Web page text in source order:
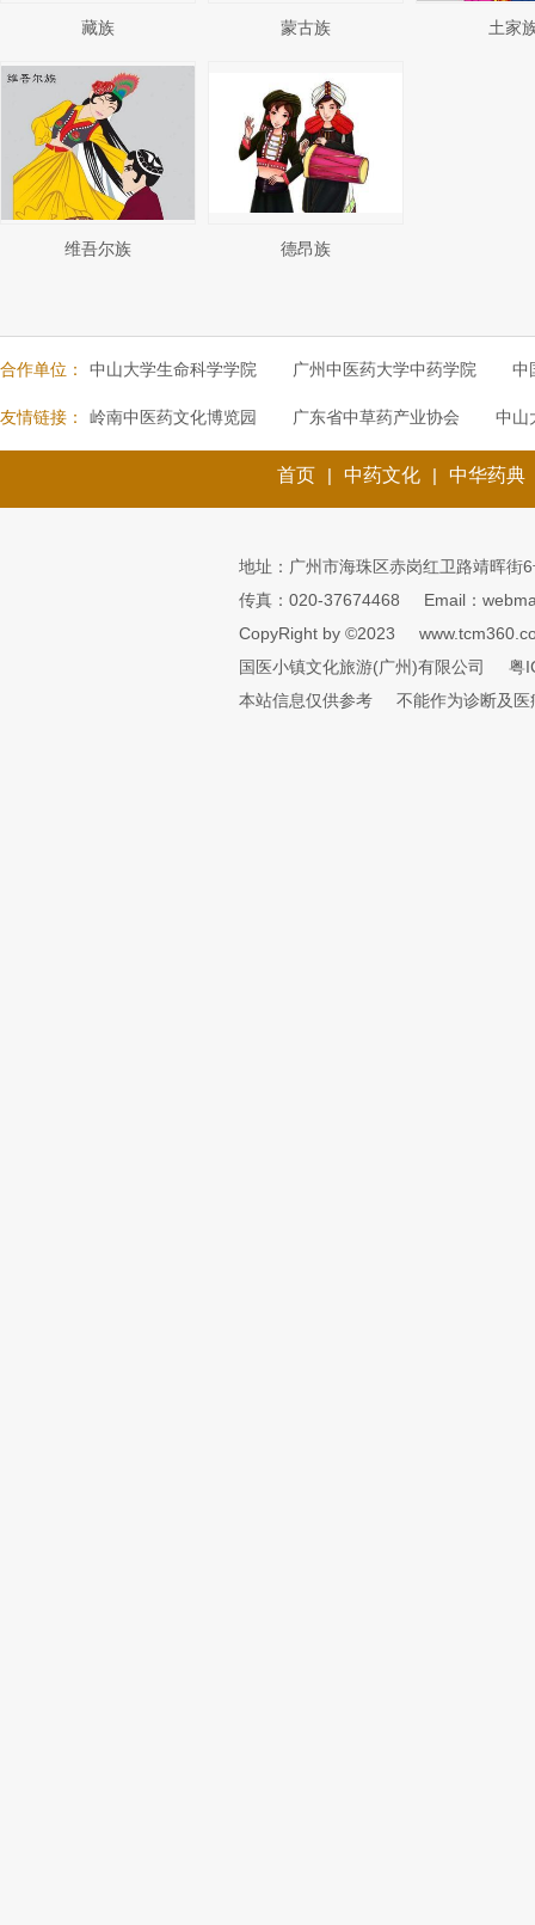
藏族 蒙古族 土家
维吾尔族 德昂族
合作单位： 中山大学生命科学学院 广州中医药大学中药学院 中
友情链接： 岭南中医药文化博览园 广东省中草药产业协会 中山
首页 | 中药文化 | 中华药典
地址：广州市海珠区赤岗红卫路靖晖街
传真：020-37674468
Email：
CopyRight by ©2023
国医小镇文化旅游(广州)有限公司
粤
本站信息仅供参考
不能作为诊断及医